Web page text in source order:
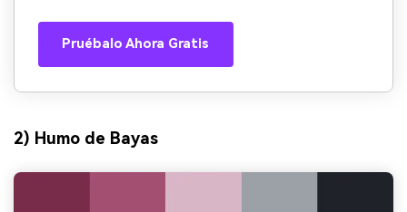
Pruébalo Ahora Gratis
2) Humo de Bayas